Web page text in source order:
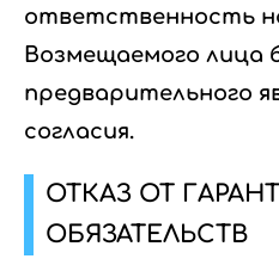
ответственность
Возмещаемого лица
предварительного
согласия.
ОТКАЗ ОТ
ОБЯЗАТЕЛЬСТВ